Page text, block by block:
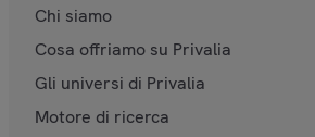
Chi siamo
Cosa offriamo su Privalia
Gli universi di Privalia
Motore di ricerca